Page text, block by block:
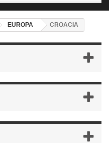
EUROPA CROACIA